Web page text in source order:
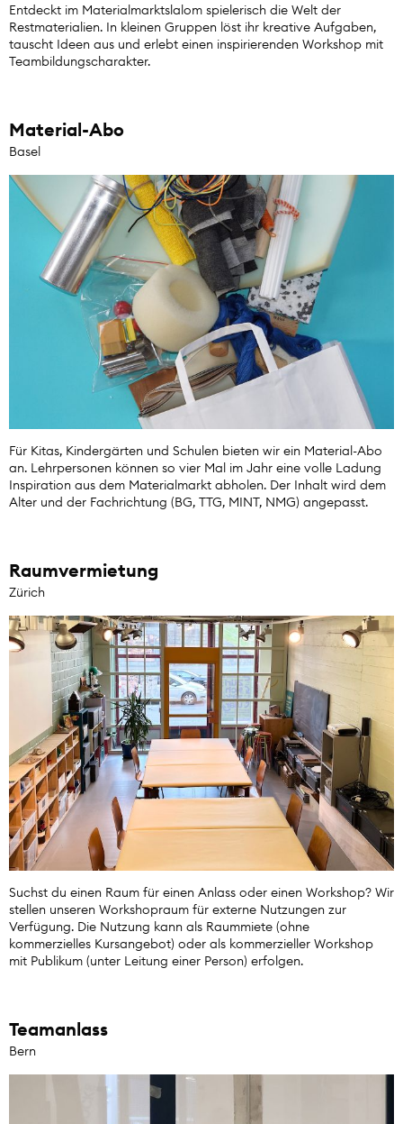
Entdeckt im Materialmarktslalom spielerisch die Welt der
Restmaterialien. In kleinen Gruppen löst ihr kreative Aufgaben,
tauscht Ideen aus und erlebt einen inspirierenden Workshop mit
Teambildungscharakter.
Material-Abo
Basel
Für Kitas, Kindergärten und Schulen bieten wir ein Material-Abo
an. Lehrpersonen können so vier Mal im Jahr eine volle Ladung
Inspiration aus dem Materialmarkt abholen. Der Inhalt wird dem
Alter und der Fachrichtung (BG, TTG, MINT, NMG) angepasst.
Raumvermietung
Zürich
Suchst du einen Raum für einen Anlass oder einen Workshop? Wir
stellen unseren Workshopraum für externe Nutzungen zur
Verfügung. Die Nutzung kann als Raummiete (ohne
kommerzielles Kursangebot) oder als kommerzieller Workshop
mit Publikum (unter Leitung einer Person) erfolgen.
Teamanlass
Bern